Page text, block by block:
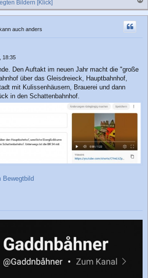
Bildern [Klick]
a
c
auch anders
18:35
Den Auftakt im neuen Jahr macht die "große
über das Gleisdreieck, Hauptbahnhof,
mit Kulissenhäusern, Brauerei und dann
in den Schattenbahnhof.
Bewegtbild